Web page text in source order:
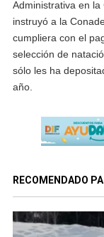
Administrativa en la
instruyó a la
cumpliera con el
selección de
sólo les ha
año.
RECOMENDADO